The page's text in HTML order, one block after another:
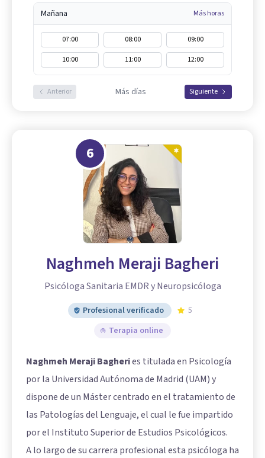
Mañana Más horas
07:00 08:00
09:00
10:00
11:00 12:00
Anterior Más días Siguiente
6
Naghmeh Meraji Bagheri
Psicóloga Sanitaria EMDR y Neuropsicóloga
Profesional verificado
5
Terapia online
Naghmeh Meraji Bagheries titulada en Psicología
por la Universidad Autónoma de Madrid (UAM) y
dispone de un Máster centrado en el tratamiento de
las Patologías del Lenguaje, el cual le fue impartido
por el Instituto Superior de Estudios Psicológicos.
A lo largo de su carrera profesional esta psicóloga ha